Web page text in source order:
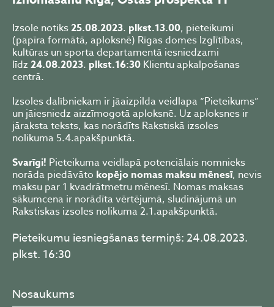
Izsole notiks25.08.2023. plkst.13.00, pieteikumi
(papīra formātā, aploksnē) Rīgas domes Izglītības,
kultūras un sporta departamentā iesniedzami
līdz 24.08.2023. plkst.16:30 Klientu apkalpošanas
centrā.
Izsoles dalībniekam ir jāaizpilda veidlapa “Pieteikums”
un jāiesniedz aizzīmogotā aploksnē. Uz aploksnes ir
jāraksta teksts, kas norādīts Rakstiskā izsoles
nolikuma 5.4.apakšpunktā.
Svarīgi! Pieteikuma veidlapā potenciālais nomnieks
norāda piedāvāto kopējo nomas maksu mēnesī, nevis
maksu par 1 kvadrātmetru mēnesī. Nomas maksas
sākumcena ir norādīta vērtējumā, sludinājumā un
Rakstiskas izsoles nolikuma 2.1.apakšpunktā.
Pieteikumu iesniegšanas termiņš: 24.08.2023.
plkst. 16:30
Nosaukums